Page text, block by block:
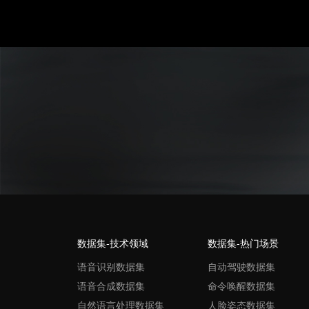
数据集-技术领域
语音识别数据集
语音合成数据集
自然语言处理数据集
数据集-热门场景
自动驾驶数据集
命令唤醒数据集
人脸姿态数据集